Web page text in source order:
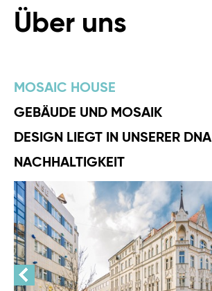
Über uns
MOSAIC HOUSE
GEBÄUDE UND MOSAIK
DESIGN LIEGT IN UNSERER DNA
NACHHALTIGKEIT